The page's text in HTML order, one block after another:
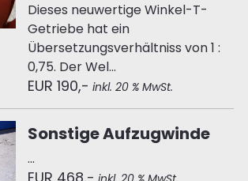
Dieses neuwertige Winkel-T-
Getriebe hat ein
Übersetzungsverhältniss von 1 :
0,75. Der Wel...
EUR 190,- inkl. 20 % MwSt.
Sonstige Aufzugwinde
...